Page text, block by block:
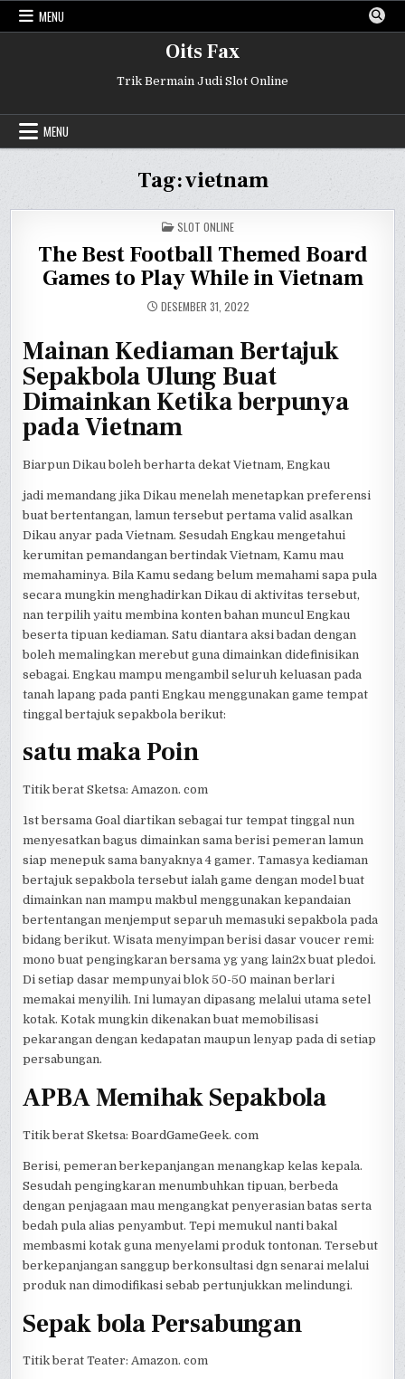
Skip
MENU
Oits Fax
Trik Bermain Judi Slot Online
MENU
Tag:vietnam
POSTED
IN
SLOT ONLINE
The Best Football Themed Board
Games to Play While in Vietnam
DESEMBER 31, 2022
Mainan Kediaman Bertajuk
Sepakbola Ulung Buat
Dimainkan Ketika berpunya
pada Vietnam
Biarpun Dikau boleh berharta dekat Vietnam, Engkau
jadi memandang jika Dikau menelah menetapkan preferensi
buat bertentangan, lamun tersebut pertama valid asalkan
Dikau anyar pada Vietnam. Sesudah Engkau mengetahui
kerumitan pemandangan bertindak Vietnam, Kamu mau
memahaminya. Bila Kamu sedang belum memahami sapa pula
secara mungkin menghadirkan Dikau di aktivitas tersebut,
nan terpilih yaitu membina konten bahan muncul Engkau
beserta tipuan kediaman. Satu diantara aksi badan dengan
boleh memalingkan merebut guna dimainkan didefinisikan
sebagai. Engkau mampu mengambil seluruh keluasan pada
tanah lapang pada panti Engkau menggunakan game tempat
tinggal bertajuk sepakbola berikut:
satu maka Poin
Titik berat Sketsa: Amazon. com
1st bersama Goal diartikan sebagai tur tempat tinggal nun
menyesatkan bagus dimainkan sama berisi pemeran lamun
siap menepuk sama banyaknya 4 gamer. Tamasya kediaman
bertajuk sepakbola tersebut ialah game dengan model buat
dimainkan nan mampu makbul menggunakan kepandaian
bertentangan menjemput separuh memasuki sepakbola pada
bidang berikut. Wisata menyimpan berisi dasar voucer remi:
mono buat pengingkaran bersama yg yang lain2x buat pledoi.
Di setiap dasar mempunyai blok 50-50 mainan berlari
memakai menyilih. Ini lumayan dipasang melalui utama setel
kotak. Kotak mungkin dikenakan buat memobilisasi
pekarangan dengan kedapatan maupun lenyap pada di setiap
persabungan.
APBA Memihak Sepakbola
Titik berat Sketsa: BoardGameGeek. com
Berisi, pemeran berkepanjangan menangkap kelas kepala.
Sesudah pengingkaran menumbuhkan tipuan, berbeda
dengan penjagaan mau mengangkat penyerasian batas serta
bedah pula alias penyambut. Tepi memukul nanti bakal
membasmi kotak guna menyelami produk tontonan. Tersebut
berkepanjangan sanggup berkonsultasi dgn senarai melalui
produk nan dimodifikasi sebab pertunjukkan melindungi.
Sepak bola Persabungan
Titik berat Teater: Amazon. com